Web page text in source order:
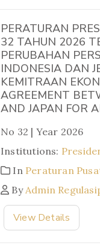
PERATURAN
32 TAHUN 2026
PERUBAHAN
INDONESIA DAN
KEMITRAAN
AGREEMENT
AND JAPAN FOR
No 32 | Year 2026
Institutions:
In Peraturan
ByAdmin
View Details